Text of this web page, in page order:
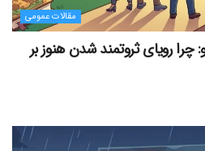
مقالات عمومی
کریپتو: چرا رویای ثروتمند شدن هنوز بر